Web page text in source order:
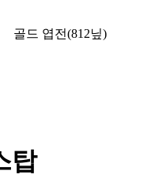
골드 엽전(812닢)
탑